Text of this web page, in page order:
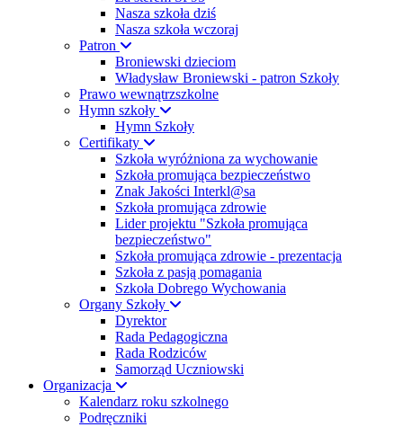
Nasza szkoła dziś
Nasza szkoła wczoraj
Patron
Broniewski dzieciom
Władysław Broniewski - patron Szkoły
Prawo wewnątrzszkolne
Hymn szkoły
Hymn Szkoły
Certifikaty
Szkoła wyróżniona za wychowanie
Szkoła promująca bezpieczeństwo
Znak Jakości Interkl@sa
Szkoła promująca zdrowie
Lider projektu "Szkoła promująca
bezpieczeństwo"
Szkoła promująca zdrowie - prezentacja
Szkoła z pasją pomagania
Szkoła Dobrego Wychowania
Organy Szkoły
Dyrektor
Rada Pedagogiczna
Rada Rodziców
Samorząd Uczniowski
Organizacja
Kalendarz roku szkolnego
Podręczniki